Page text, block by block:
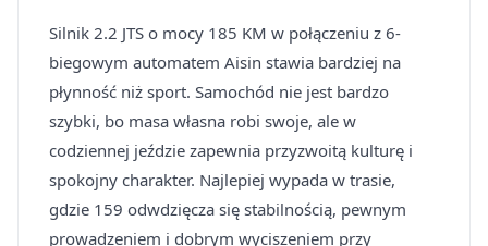
Silnik 2.2 JTS o mocy 185 KM w połączeniu z 6-
biegowym automatem Aisin stawia bardziej na
płynność niż sport. Samochód nie jest bardzo
szybki, bo masa własna robi swoje, ale w
codziennej jeździe zapewnia przyzwoitą kulturę i
spokojny charakter. Najlepiej wypada w trasie,
gdzie 159 odwdzięcza się stabilnością, pewnym
prowadzeniem i dobrym wyciszeniem przy